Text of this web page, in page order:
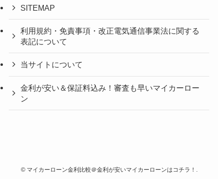
SITEMAP
利用規約・免責事項・改正電気通信事業法に関する
表記について
当サイトについて
金利が安い＆保証料込み！審査も早いマイカーロー
ン
©マイカーローン金利比較＠金利が安いマイカーローンはコチラ！.